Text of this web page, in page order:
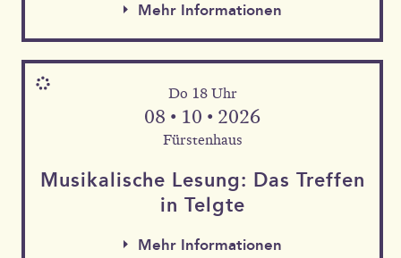
Mehr Informationen
Do 18 Uhr
08 • 10 • 2026
Fürstenhaus
Musika­lische Le­sung: Das Tref­fen
in Telgte
Mehr Informationen